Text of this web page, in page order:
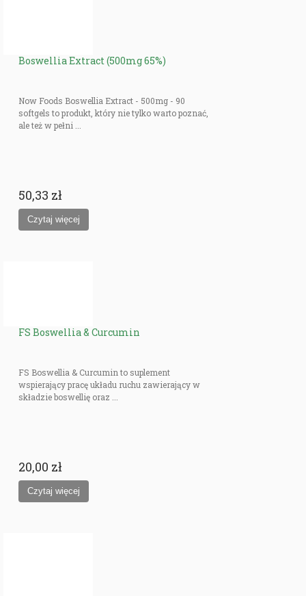
Boswellia Extract (500mg 65%)
Now Foods Boswellia Extract - 500mg - 90
softgels to produkt, który nie tylko warto poznać,
ale też w pełni ...
50,33 zł
FS Boswellia & Curcumin
FS Boswellia & Curcumin to suplement
wspierający pracę układu ruchu zawierający w
składzie boswellię oraz ...
20,00 zł